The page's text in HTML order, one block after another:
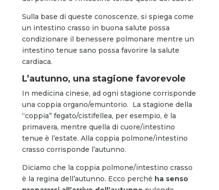
Sulla base di queste conoscenze, si spiega come
un intestino crasso in buona salute possa
condizionare il benessere polmonare mentre un
intestino tenue sano possa favorire la salute
cardiaca.
L’autunno, una stagione favorevole
In medicina cinese, ad ogni stagione corrisponde
una coppia organo/emuntorio. La stagione della
“coppia” fegato/cistifellea, per esempio, è la
primavera, mentre quella di cuore/intestino
tenue è l’estate. Alla coppia polmone/intestino
crasso corrisponde l’autunno.
Diciamo che la coppia polmone/intestino crasso
è la regina dell’autunno. Ecco perché ha senso